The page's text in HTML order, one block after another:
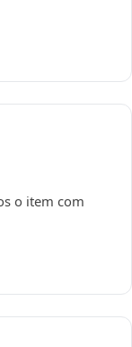
o item com